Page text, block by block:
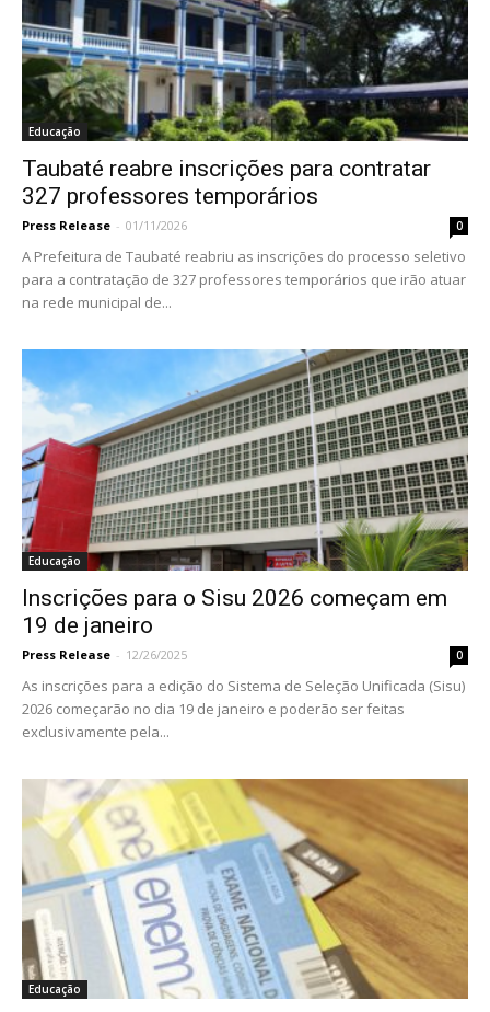
Educação
Taubaté reabre inscrições para contratar
327 professores temporários
Press Release - 01/11/2026 0
A Prefeitura de Taubaté reabriu as inscrições do processo seletivo
para a contratação de 327 professores temporários que irão atuar
na rede municipal de...
Educação
Inscrições para o Sisu 2026 começam em
19 de janeiro
Press Release - 12/26/2025 0
As inscrições para a edição do Sistema de Seleção Unificada (Sisu)
2026 começarão no dia 19 de janeiro e poderão ser feitas
exclusivamente pela...
Educação